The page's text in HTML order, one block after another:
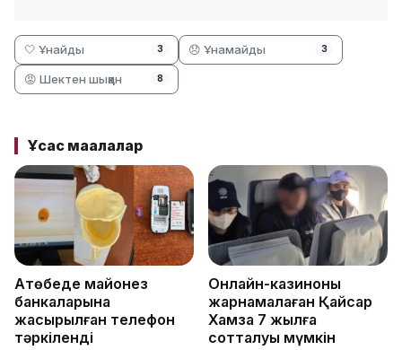
🤍 Ұнайды 3 😞 Ұнамайды 3
😡 Шектен шыққан 8
Ұқсас мақалалар
Ақтөбеде майонез
банкаларына
жасырылған телефон
тәркіленді
Онлайн-казиноны
жарнамалаған Қайсар
Хамза 7 жылға
сотталуы мүмкін